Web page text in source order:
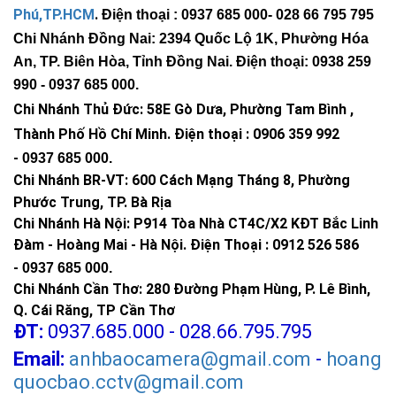
Phú,TP.HCM. Điện thoại : 0937 685 000- 028 66 795 795
Chi Nhánh Đồng Nai: 2394 Quốc Lộ 1K, Phường Hóa
An, TP. Biên Hòa, Tỉnh Đồng Nai. Điện thoại: 0938 259
990 - 0937 685 000.
Chi Nhánh Thủ Đức: 58E Gò Dưa, Phường Tam Bình ,
Thành Phố Hồ Chí Minh. Điện thoại : 0906 359 992
- 0937 685 000.
Chi Nhánh BR-VT: 600 Cách Mạng Tháng 8, Phường
Phước Trung, TP. Bà Rịa
Chi Nhánh Hà Nội: P914 Tòa Nhà CT4C/X2 KĐT Bắc Linh
Đàm - Hoàng Mai - Hà Nội. Điện Thoại : 0912 526 586
- 0937 685 000.
Chi Nhánh Cần Thơ: 280 Đường Phạm Hùng, P. Lê Bình,
Q. Cái Răng, TP Cần Thơ
ĐT: 0937.685.000 - 028.66.795.795
Email: anhbaocamera@gmail.com - hoang
quocbao.cctv@gmail.com